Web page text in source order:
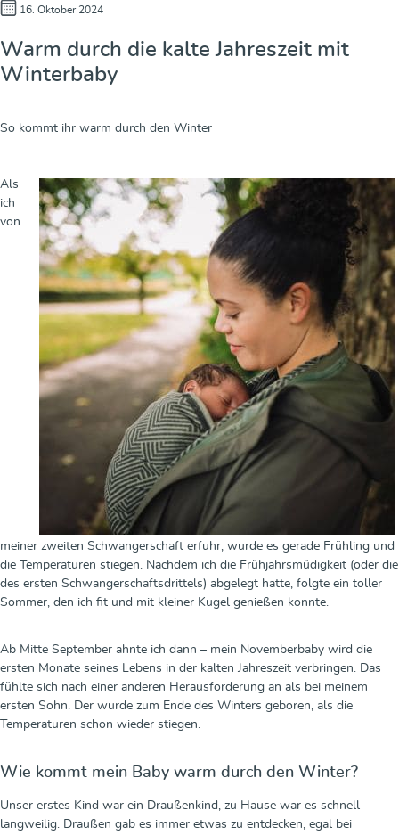
16. Oktober 2024
Warm durch die kalte Jahreszeit mit
Winterbaby
So kommt ihr warm durch den Winter
Als
ich
von
meiner zweiten Schwangerschaft erfuhr, wurde es gerade Frühling und
die Temperaturen stiegen. Nachdem ich die Frühjahrsmüdigkeit (oder die
des ersten Schwangerschaftsdrittels) abgelegt hatte, folgte ein toller
Sommer, den ich fit und mit kleiner Kugel genießen konnte.
Ab Mitte September ahnte ich dann – mein Novemberbaby wird die
ersten Monate seines Lebens in der kalten Jahreszeit verbringen. Das
fühlte sich nach einer anderen Herausforderung an als bei meinem
ersten Sohn. Der wurde zum Ende des Winters geboren, als die
Temperaturen schon wieder stiegen.
Wie kommt mein Baby warm durch den Winter?
Unser erstes Kind war ein Draußenkind, zu Hause war es schnell
langweilig. Draußen gab es immer etwas zu entdecken, egal bei